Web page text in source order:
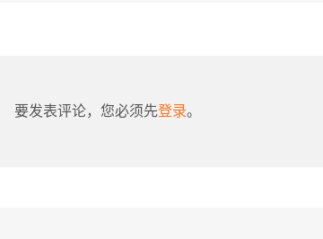
要发表评论，您必须先登录。